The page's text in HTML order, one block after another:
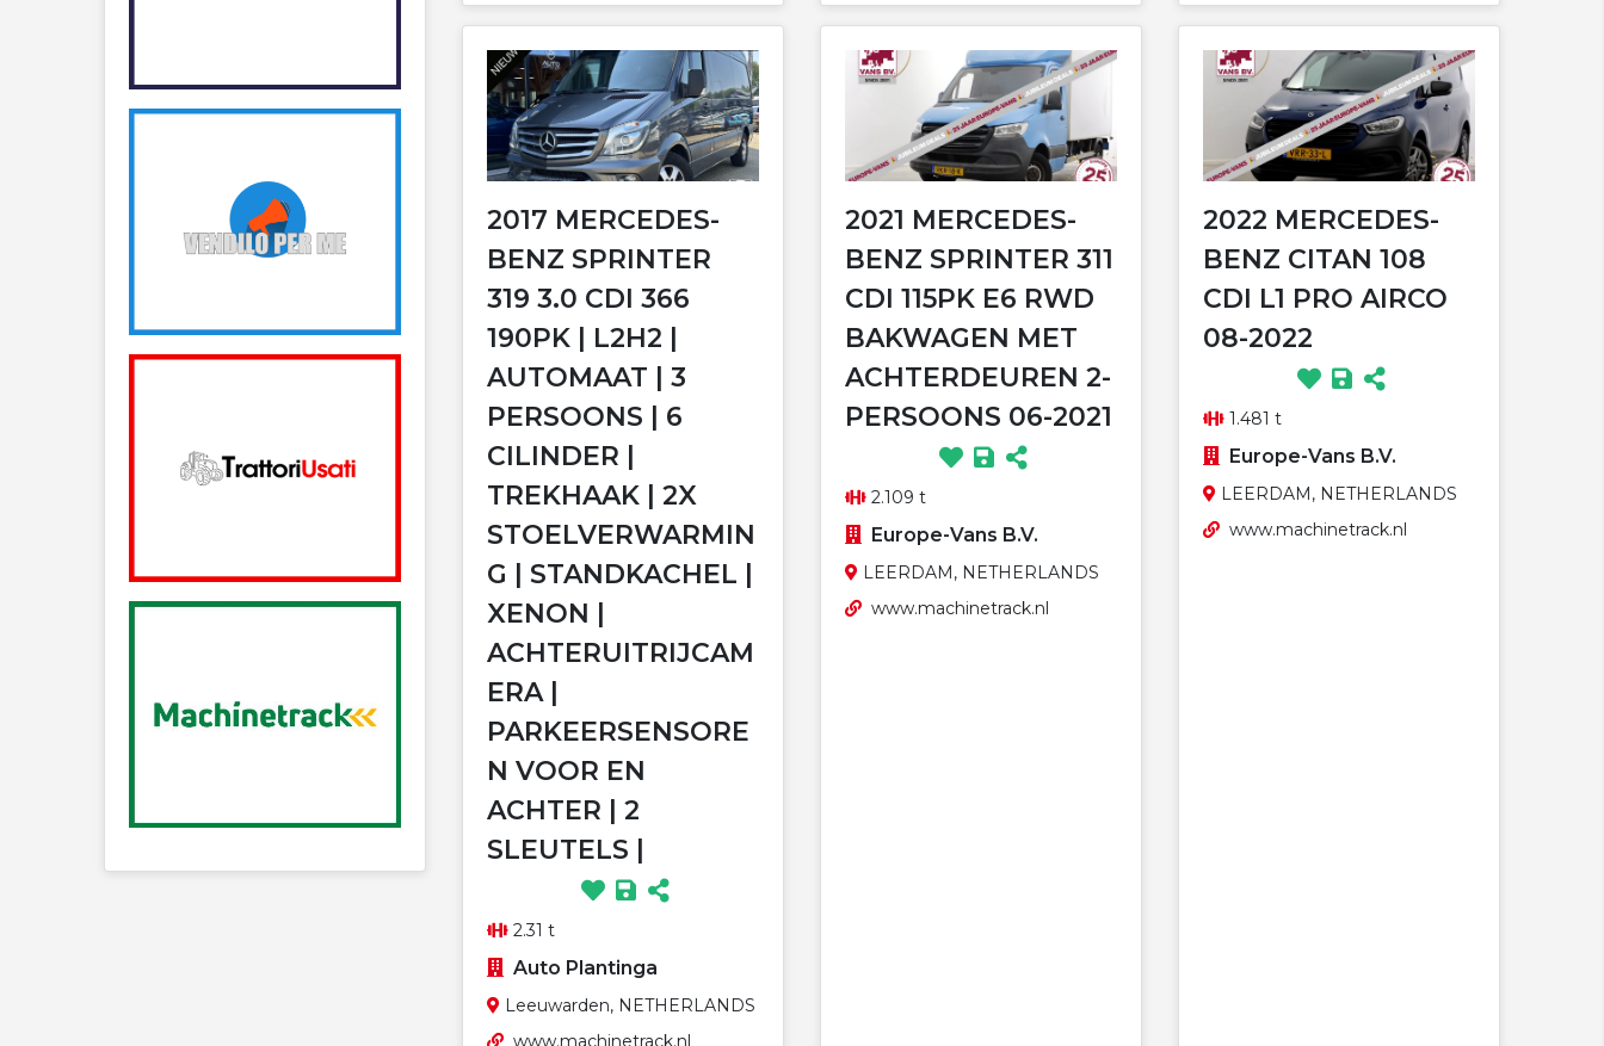
2017 MERCEDES-
BENZ SPRINTER
319 3.0 CDI 366
190PK | L2H2 |
AUTOMAAT | 3
PERSOONS | 6
CILINDER |
TREKHAAK | 2X
STOELVERWARMIN
G | STANDKACHEL |
XENON |
ACHTERUITRIJCAM
ERA |
PARKEERSENSORE
N VOOR EN
ACHTER | 2
SLEUTELS |
2.31 t
Auto Plantinga
Leeuwarden, NETHERLANDS
www.machinetrack.nl
2021 MERCEDES-
BENZ SPRINTER 311
CDI 115PK E6 RWD
BAKWAGEN MET
ACHTERDEUREN 2-
PERSOONS 06-2021
2.109 t
Europe-Vans B.V.
LEERDAM, NETHERLANDS
www.machinetrack.nl
2022 MERCEDES-
BENZ CITAN 108
CDI L1 PRO AIRCO
08-2022
1.481 t
Europe-Vans B.V.
LEERDAM, NETHERLANDS
www.machinetrack.nl